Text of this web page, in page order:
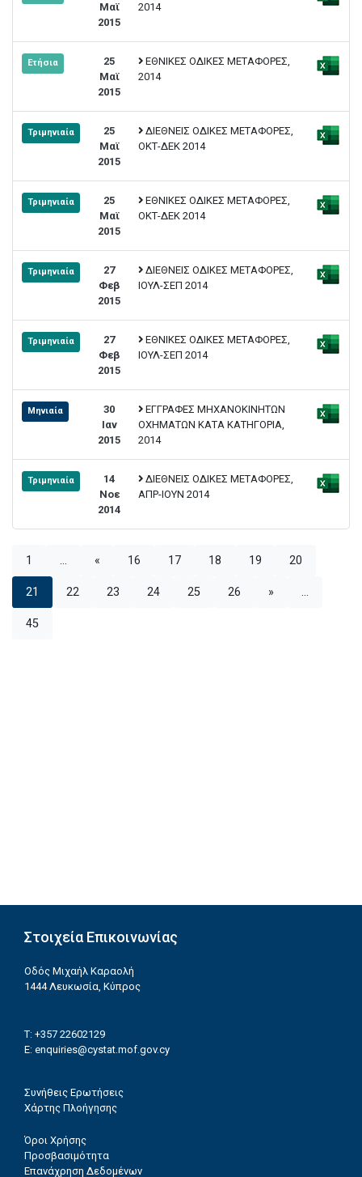
Μαϊ
2015
2014
Ετήσια
25
Μαϊ
2015
ΕΘΝΙΚΕΣ ΟΔΙΚΕΣ ΜΕΤΑΦΟΡΕΣ,
2014
Τριμηνιαία
25
Μαϊ
2015
ΔΙΕΘΝΕΙΣ ΟΔΙΚΕΣ ΜΕΤΑΦΟΡΕΣ,
ΟΚΤ-ΔΕΚ 2014
Τριμηνιαία
25
Μαϊ
2015
ΕΘΝΙΚΕΣ ΟΔΙΚΕΣ ΜΕΤΑΦΟΡΕΣ,
ΟΚΤ-ΔΕΚ 2014
Τριμηνιαία
27
Φεβ
2015
ΔΙΕΘΝΕΙΣ ΟΔΙΚΕΣ ΜΕΤΑΦΟΡΕΣ,
ΙΟΥΛ-ΣΕΠ 2014
Τριμηνιαία
27
Φεβ
2015
ΕΘΝΙΚΕΣ ΟΔΙΚΕΣ ΜΕΤΑΦΟΡΕΣ,
ΙΟΥΛ-ΣΕΠ 2014
Μηνιαία
30
Ιαν
2015
ΕΓΓΡΑΦΕΣ ΜΗΧΑΝΟΚΙΝΗΤΩΝ
ΟΧΗΜΑΤΩΝ ΚΑΤΑ ΚΑΤΗΓΟΡΙΑ,
2014
Τριμηνιαία
14
Νοε
2014
ΔΙΕΘΝΕΙΣ ΟΔΙΚΕΣ ΜΕΤΑΦΟΡΕΣ,
ΑΠΡ-ΙΟΥΝ 2014
1 ... « 16 17 18 19 20
21 22 23 24 25 26 » ...
45
Στοιχεία Επικοινωνίας
Οδός Μιχαήλ Καραολή
1444 Λευκωσία, Κύπρος
T: +357 22602129
E: enquiries@cystat.mof.gov.cy
Συνήθεις Ερωτήσεις
Χάρτης Πλοήγησης
Όροι Χρήσης
Προσβασιμότητα
Επανάχρηση Δεδομένων